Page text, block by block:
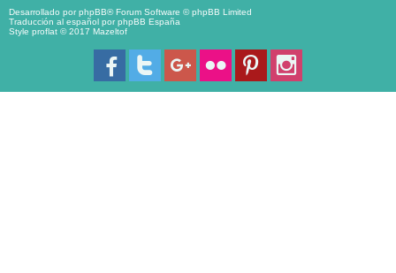
Desarrollado porphpBB® Forum Software © phpBB Limited
Traducción al español porphpBB España
Style proflat © 2017 Mazeltof